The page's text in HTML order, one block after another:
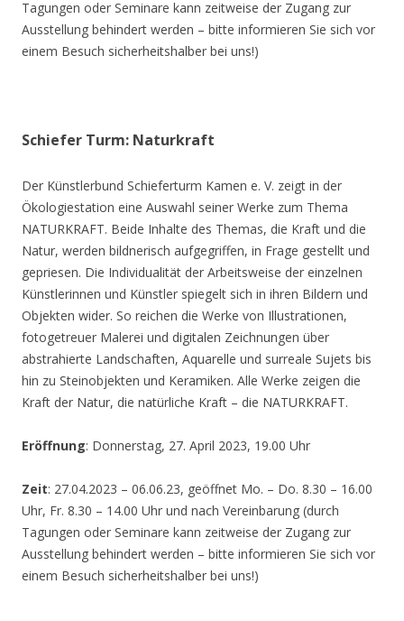
Tagungen oder Seminare kann zeitweise der Zugang zur
Ausstellung behindert werden – bitte informieren Sie sich vor
einem Besuch sicherheitshalber bei uns!)
Schiefer Turm: Naturkraft
Der Künstlerbund Schieferturm Kamen e. V. zeigt in der
Ökologiestation eine Auswahl seiner Werke zum Thema
NATURKRAFT. Beide Inhalte des Themas, die Kraft und die
Natur, werden bildnerisch aufgegriffen, in Frage gestellt und
gepriesen. Die Individualität der Arbeitsweise der einzelnen
Künstlerinnen und Künstler spiegelt sich in ihren Bildern und
Objekten wider. So reichen die Werke von Illustrationen,
fotogetreuer Malerei und digitalen Zeichnungen über
abstrahierte Landschaften, Aquarelle und surreale Sujets bis
hin zu Steinobjekten und Keramiken. Alle Werke zeigen die
Kraft der Natur, die natürliche Kraft – die NATURKRAFT.
Eröffnung: Donnerstag, 27. April 2023, 19.00 Uhr
Zeit: 27.04.2023 – 06.06.23, geöffnet Mo. – Do. 8.30 – 16.00
Uhr, Fr. 8.30 – 14.00 Uhr und nach Vereinbarung (durch
Tagungen oder Seminare kann zeitweise der Zugang zur
Ausstellung behindert werden – bitte informieren Sie sich vor
einem Besuch sicherheitshalber bei uns!)